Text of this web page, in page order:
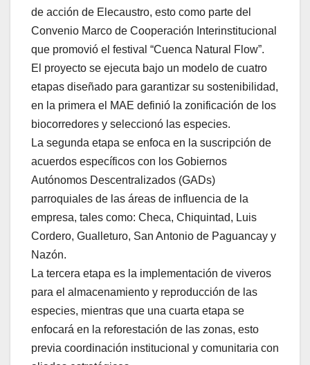
de acción de Elecaustro, esto como parte del
Convenio Marco de Cooperación Interinstitucional
que promovió el festival “Cuenca Natural Flow”.
El proyecto se ejecuta bajo un modelo de cuatro
etapas diseñado para garantizar su sostenibilidad,
en la primera el MAE definió la zonificación de los
biocorredores y seleccionó las especies.
La segunda etapa se enfoca en la suscripción de
acuerdos específicos con los Gobiernos
Autónomos Descentralizados (GADs)
parroquiales de las áreas de influencia de la
empresa, tales como: Checa, Chiquintad, Luis
Cordero, Gualleturo, San Antonio de Paguancay y
Nazón.
La tercera etapa es la implementación de viveros
para el almacenamiento y reproducción de las
especies, mientras que una cuarta etapa se
enfocará en la reforestación de las zonas, esto
previa coordinación institucional y comunitaria con